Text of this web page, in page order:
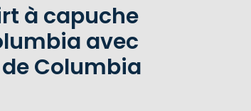
à capuche
avec
Columbia